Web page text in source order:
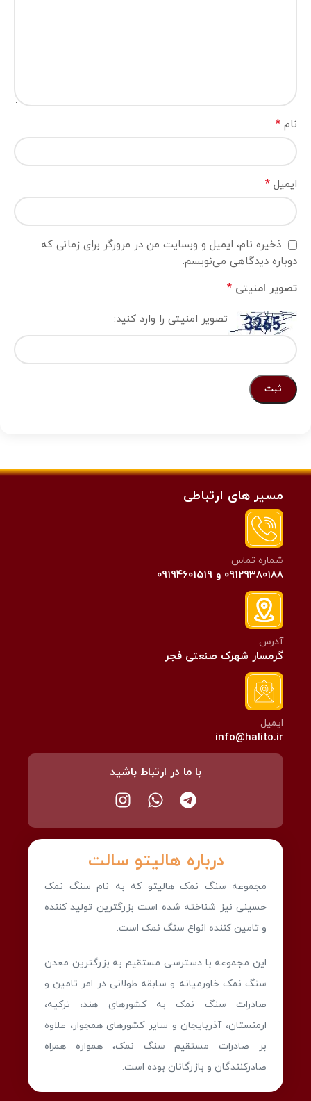
نام *
ایمیل *
ذخیره نام، ایمیل و وبسایت من در مرورگر برای زمانی که
دوباره دیدگاهی می‌نویسم.
تصویر امنیتی *
تصویر امنیتی را وارد کنید:
درباره هالیتو سالت
مجموعه سنگ نمک هالیتو که به نام سنگ نمک
حسینی نیز شناخته شده است بزرگترین تولید کننده
و تامین کننده انواع سنگ نمک است.
این مجموعه با دسترسی مستقیم به بزرگترین معدن
سنگ نمک خاورمیانه و سابقه طولانی در امر تامین و
صادرات سنگ نمک به کشورهای هند، ترکیه،
ارمنستان، آذربایجان و سایر کشورهای همجوار، علاوه
بر صادرات مستقیم سنگ نمک، همواره همراه
صادرکنندگان و بازرگانان بوده است.
مسیر های ارتباطی
شماره تماس
09129380188 و 09194601519
آدرس
گرمسار شهرک صنعتی فجر
ایمیل
info@halito.ir
با ما در ارتباط باشید